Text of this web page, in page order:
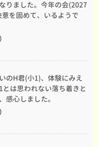
りました。今年の会(2027
を固めて、いるようで
のH君(小1)、体験にみえ
とは思われない落ち着きと
感心しました。